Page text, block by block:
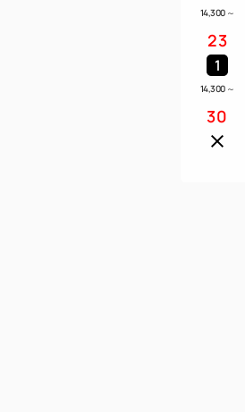
14,300 ～
23
1
14,300 ～
30